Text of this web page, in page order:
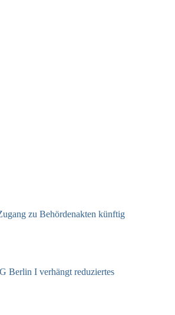
zu Behördenakten künftig